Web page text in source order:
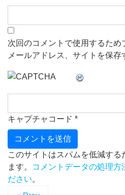
次回のコメントで使用するため
メールアドレス、サイトを保存
キャプチャコード *
このサイトはスパムを低減す
ます。
コメントデータの処理方
ださい。